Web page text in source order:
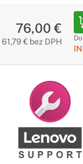
76,00 €
61,79 € bez DPH